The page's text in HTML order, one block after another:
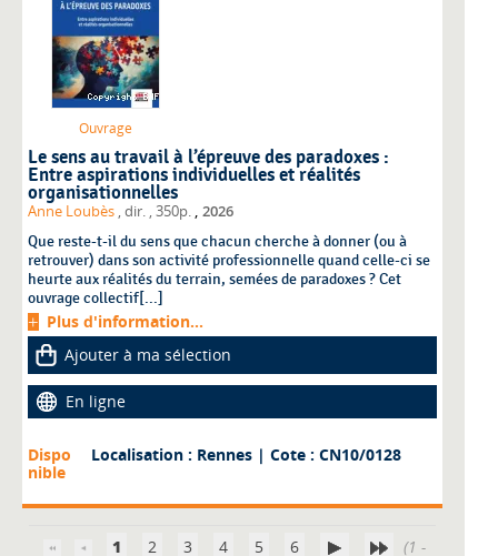
Ouvrage
Le sens au travail à l’épreuve des paradoxes :
Entre aspirations individuelles et réalités
organisationnelles
Anne Loubès , dir. , 350p. , 2026
Que reste-t-il du sens que chacun cherche à donner (ou à
retrouver) dans son activité professionnelle quand celle-ci se
heurte aux réalités du terrain, semées de paradoxes ? Cet
ouvrage collectif[...]
Plus d'information...
Ajouter à ma sélection
En ligne
Dispo
nible
Localisation : Rennes | Cote : CN10/0128
1 2 3 4 5 6